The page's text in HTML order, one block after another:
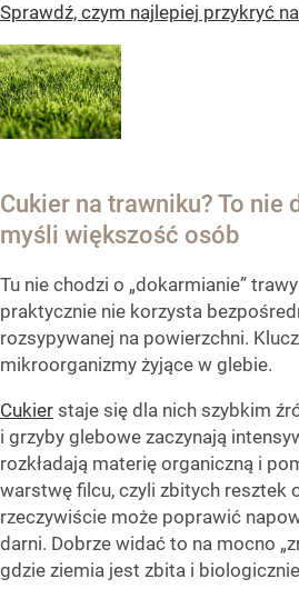
Sprawdź, czym najlepiej przykryć
Cukier na trawniku? To nie
myśli większość osób
Tu nie chodzi o „dokarmianie”
praktycznie nie korzysta
rozsypywanej na powierzchni.
mikroorganizmy żyjące w glebie.
Cukier staje się dla nich szybkim
i grzyby glebowe zaczynają
rozkładają materię organiczną i
warstwę filcu, czyli zbitych resztek
rzeczywiście może poprawić
darni. Dobrze widać to na mocno
gdzie ziemia jest zbita i